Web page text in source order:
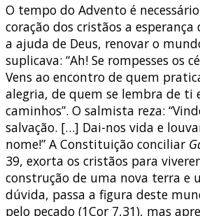
O tempo do Advento é
coração dos cristãos a
a ajuda de Deus, renovar o
suplicava: “Ah! Se rompesses os
Vens ao encontro de quem
alegria, de quem se lembra de ti
caminhos”. O salmista reza:
salvação. […] Dai-nos vida e
nome!” A Constituição conciliar
39, exorta os cristãos para
construção de uma nova terra e
dúvida, passa a figura deste
pelo pecado (1Cor 7,31), mas